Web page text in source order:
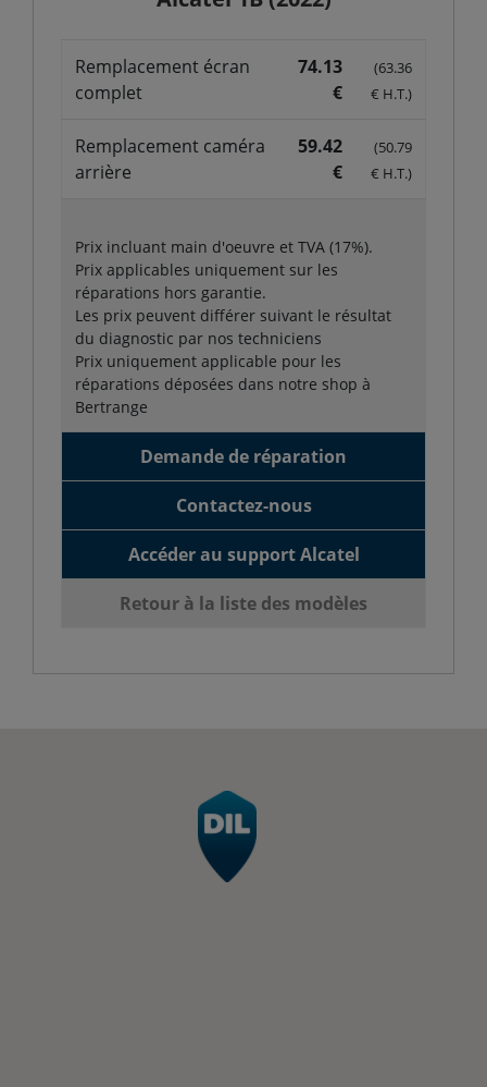
Remplacement écran
complet
74.13
€
(63.36
€ H.T.)
Remplacement caméra
arrière
59.42
€
(50.79
€ H.T.)
Prix incluant main d'oeuvre et TVA (17%).
Prix applicables uniquement sur les
réparations hors garantie.
Les prix peuvent différer suivant le résultat
du diagnostic par nos techniciens
Prix uniquement applicable pour les
réparations déposées dans notre shop à
Bertrange
Demande de réparation
Contactez-nous
Accéder au support Alcatel
Retour à la liste des modèles